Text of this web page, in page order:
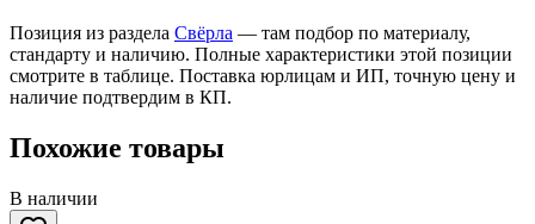
Позиция из раздела Свёрла — там подбор по материалу,
стандарту и наличию. Полные характеристики этой позиции
смотрите в таблице. Поставка юрлицам и ИП, точную цену и
наличие подтвердим в КП.
Похожие товары
В наличии